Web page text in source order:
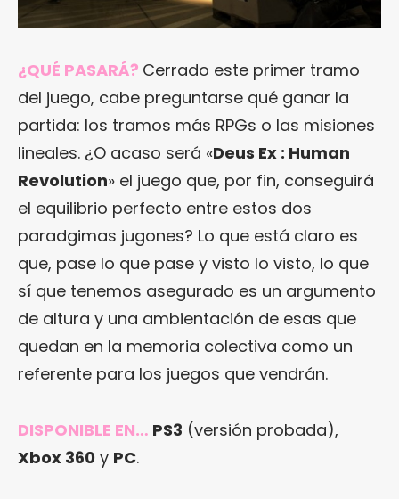
¿QUÉ PASARÁ? Cerrado este primer tramo
del juego, cabe preguntarse qué ganar la
partida: los tramos más RPGs o las misiones
lineales. ¿O acaso será «Deus Ex : Human
Revolution» el juego que, por fin, conseguirá
el equilibrio perfecto entre estos dos
paradgimas jugones? Lo que está claro es
que, pase lo que pase y visto lo visto, lo que
sí que tenemos asegurado es un argumento
de altura y una ambientación de esas que
quedan en la memoria colectiva como un
referente para los juegos que vendrán.
DISPONIBLE EN… PS3 (versión probada),
Xbox 360 y PC.